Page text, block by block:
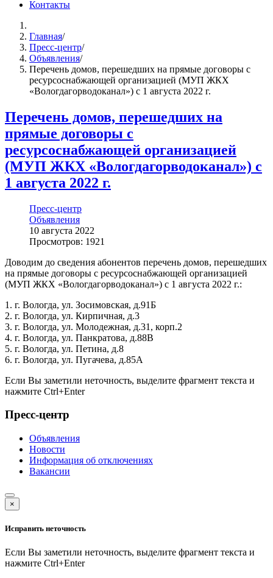
Контакты
Главная/
Пресс-центр/
Объявления/
Перечень домов, перешедших на прямые договоры с
ресурсоснабжающей организацией (МУП ЖКХ
«Вологдагорводоканал») с 1 августа 2022 г.
Перечень домов, перешедших на
прямые договоры с
ресурсоснабжающей организацией
(МУП ЖКХ «Вологдагорводоканал») с
1 августа 2022 г.
Пресс-центр
Объявления
10 августа 2022
Просмотров: 1921
Доводим до сведения абонентов перечень домов, перешедших
на прямые договоры с ресурсоснабжающей организацией
(МУП ЖКХ «Вологдагорводоканал») с 1 августа 2022 г.:
1. г. Вологда, ул. Зосимовская, д.91Б
2. г. Вологда, ул. Кирпичная, д.3
3. г. Вологда, ул. Молодежная, д.31, корп.2
4. г. Вологда, ул. Панкратова, д.88В
5. г. Вологда, ул. Петина, д.8
6. г. Вологда, ул. Пугачева, д.85А
Если Вы заметили неточность, выделите фрагмент текста и
нажмите Ctrl+Enter
Пресс-центр
Объявления
Новости
Информация об отключениях
Вакансии
×
Исправить неточность
Если Вы заметили неточность, выделите фрагмент текста и
нажмите Ctrl+Enter